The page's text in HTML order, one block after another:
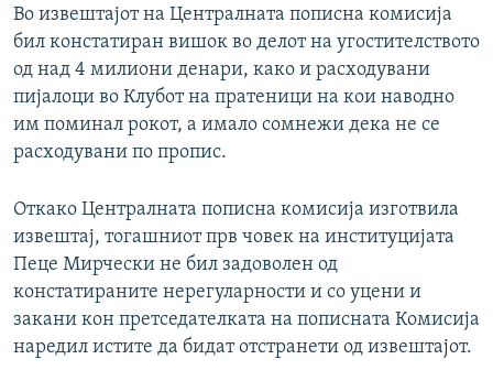
Во извештајот на Централната пописна комисија
бил констатиран вишок во делот на угостителството
од над 4 милиони денари, како и расходувани
пијалоци во Клубот на пратеници на кои наводно
им поминал рокот, а имало сомнежи дека не се
расходувани по пропис.
Откако Централната пописна комисија изготвила
извештај, тогашниот прв човек на институцијата
Пеце Мирчески не бил задоволен од
констатираните нерегуларности и со уцени и
закани кон претседателката на пописната Комисија
наредил истите да бидат отстранети од извештајот.